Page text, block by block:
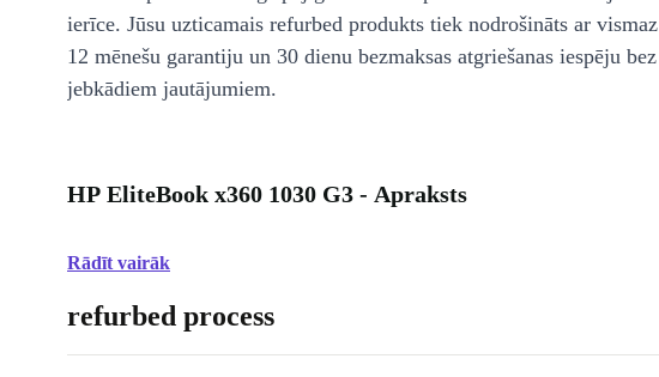
ierīce. Jūsu uzticamais refurbed produkts tiek nodrošināts ar vismaz
12 mēnešu garantiju un 30 dienu bezmaksas atgriešanas iespēju bez
jebkādiem jautājumiem.
HP EliteBook x360 1030 G3 - Apraksts
Rādīt vairāk
refurbed process